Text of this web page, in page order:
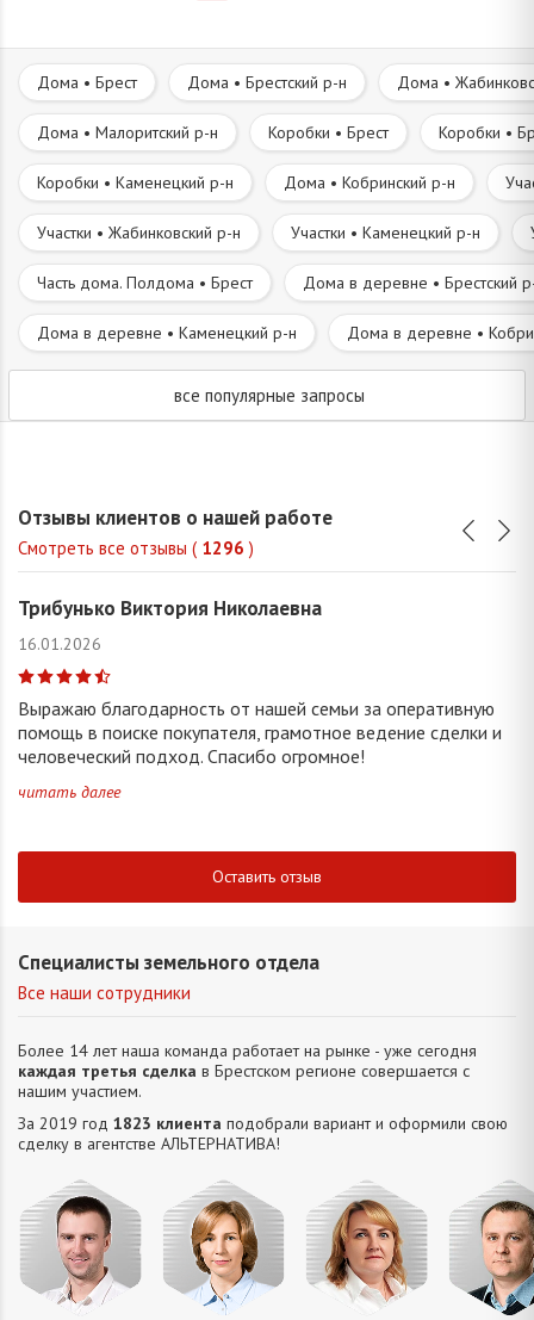
Дома • Брест Дома • Брестский р-н Дома •
Дома • Малоритский р-н Коробки • Брест Коробки •
Коробки • Каменецкий р-н Дома • Кобринский р-н
Участки • Жабинковский р-н Участки • Каменецкий р-н
Часть дома. Полдома • Брест Дома в деревне • Брестский
Дома в деревне • Каменецкий р-н Дома в деревне •
все популярные запросы
Отзывы клиентов о нашей работе
Смотреть все отзывы ( 1296 )
Трибунько Виктория Николаевна
16.01.2026
Выражаю благодарность от нашей семьи за оперативную
помощь в поиске покупателя, грамотное ведение сделки и
человеческий подход. Спасибо огромное!
читать далее
Оставить отзыв
Специалисты земельного отдела
Все наши сотрудники
Более 14 лет наша команда работает на рынке - уже сегодня
каждая третья сделка в Брестском регионе совершается с
нашим участием.
За 2019 год 1823 клиента подобрали вариант и оформили свою
сделку в агентстве АЛЬТЕРНАТИВA!